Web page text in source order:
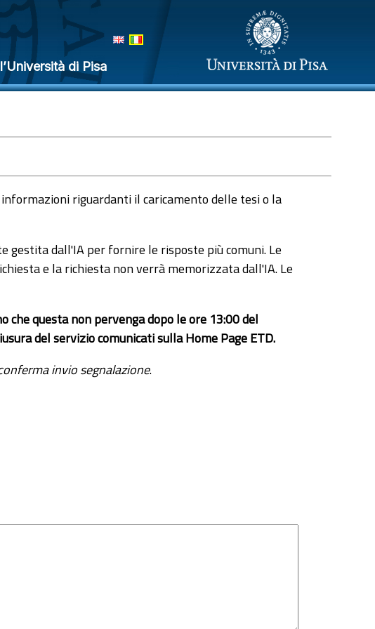
di Pisa
riguardanti il caricamento delle tesi o la
dall'IA per fornire le risposte più comuni. Le
e la richiesta non verrà memorizzata dall'IA. Le
questa non pervenga dopo le ore 13:00 del
del servizio comunicati sulla Home Page ETD.
invio segnalazione.